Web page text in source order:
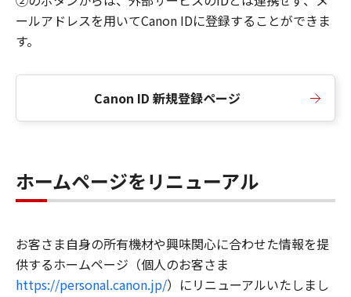
ールアドレスを用いてCanon IDに登録することができま
す。
Canon ID 新規登録ページ
ホームページをリニューアル
お客さま自身の所有機材や興味関心に合わせた情報を提
供するホームページ（個人のお客さま
https://personal.canon.jp/）にリニューアルいたしまし